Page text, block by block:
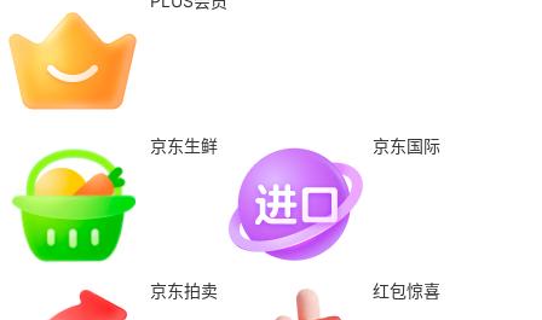
京东生鲜 京东国际
京东拍卖 红包惊喜